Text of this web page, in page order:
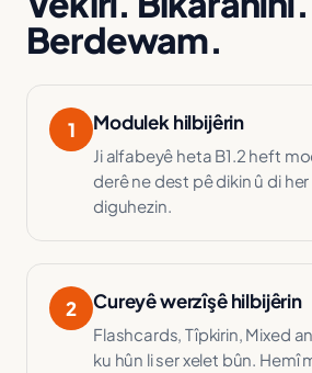
Berdewam.
1 Modulek hilbijêrin
Ji alfabeyê heta B1.2 heft
derê ne dest pê dikin û di
diguhezin.
2 Cureyê werzîşê hilbijêrin
Flashcards, Tîpkirin, Mixed
ku hûn li ser xelet bûn. Hemî